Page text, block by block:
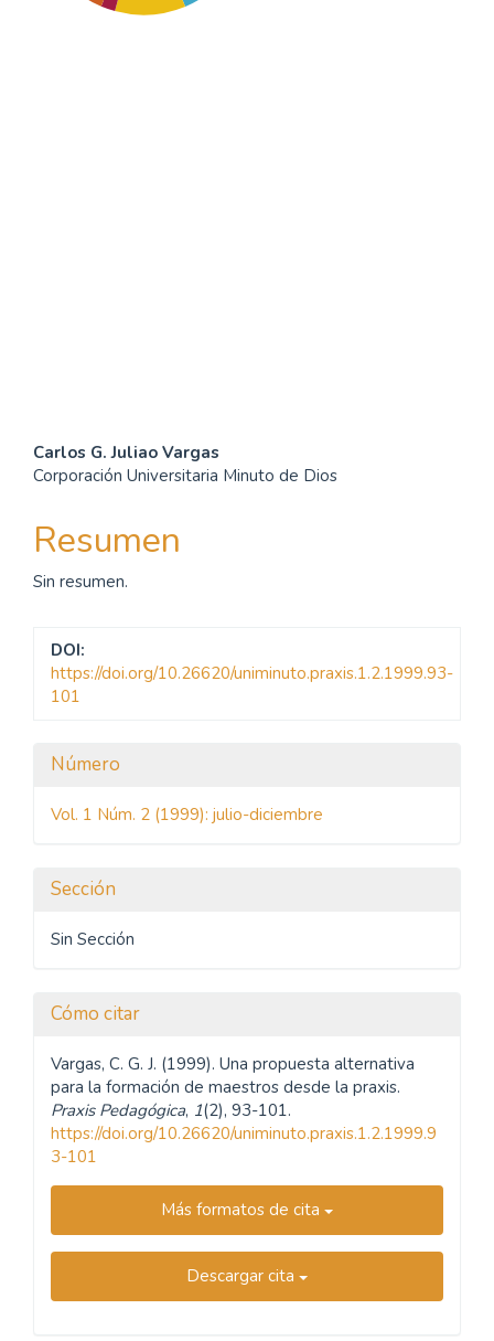
Contenido
principal
del
artículo
Carlos G. Juliao Vargas
Corporación Universitaria Minuto de Dios
Resumen
Sin resumen.
DOI:
https://doi.org/10.26620/uniminuto.praxis.1.2.1999.93-
101
Detalles
del
Número
Vol. 1 Núm. 2 (1999): julio-diciembre
Sección
Sin Sección
Cómo citar
Vargas, C. G. J. (1999). Una propuesta alternativa
para la formación de maestros desde la praxis.
Praxis Pedagógica, 1(2), 93-101.
https://doi.org/10.26620/uniminuto.praxis.1.2.1999.9
3-101
Más formatos de cita
Descargar cita